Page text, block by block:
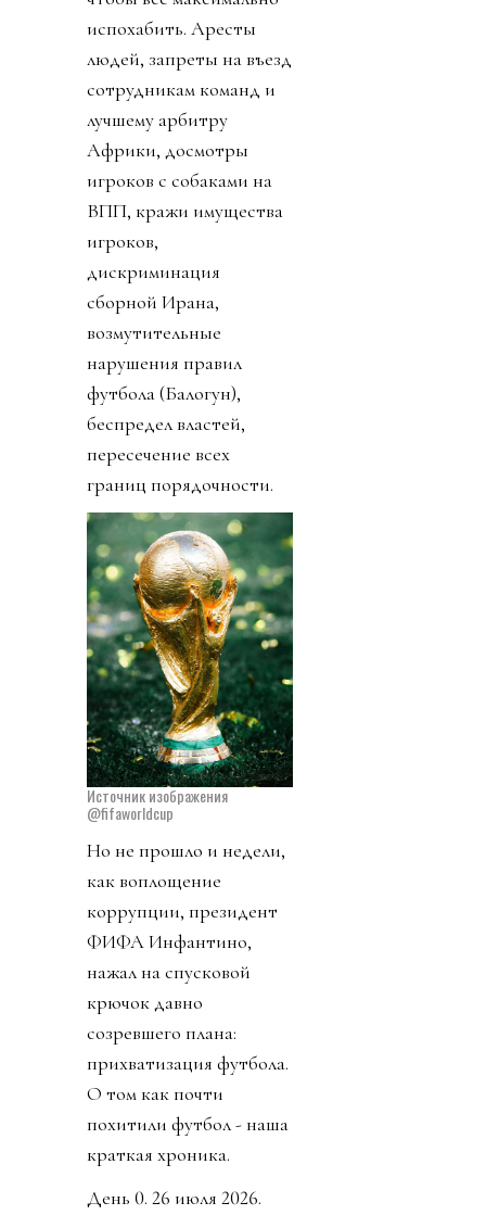
испохабить. Аресты
людей, запреты на въезд
сотрудникам команд и
лучшему арбитру
Африки, досмотры
игроков с собаками на
ВПП, кражи имущества
игроков,
дискриминация
сборной Ирана,
возмутительные
нарушения правил
футбола (Балогун),
беспредел властей,
пересечение всех
границ порядочности.
Источник изображения
@fifaworldcup
Но не прошло и недели,
как воплощение
коррупции, президент
ФИФА Инфантино,
нажал на спусковой
крючок давно
созревшего плана:
прихватизация футбола.
О том как почти
похитили футбол - наша
краткая хроника.
День 0. 26 июля 2026.